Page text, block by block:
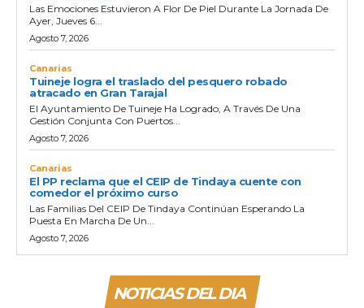
Las Emociones Estuvieron A Flor De Piel Durante La Jornada De
Ayer, Jueves 6...
Agosto 7, 2026
Canarias
Tuineje logra el traslado del pesquero robado
atracado en Gran Tarajal
El Ayuntamiento De Tuineje Ha Logrado, A Través De Una
Gestión Conjunta Con Puertos...
Agosto 7, 2026
Canarias
El PP reclama que el CEIP de Tindaya cuente con
comedor el próximo curso
Las Familias Del CEIP De Tindaya Continúan Esperando La
Puesta En Marcha De Un...
Agosto 7, 2026
NOTICIAS DEL DIA